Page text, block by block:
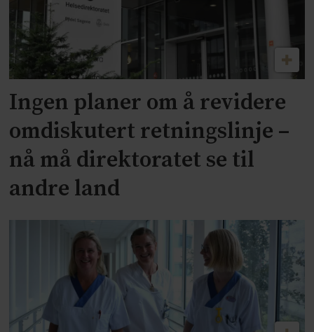
Ingen planer om å revidere
omdiskutert retningslinje –
nå må direktoratet se til
andre land